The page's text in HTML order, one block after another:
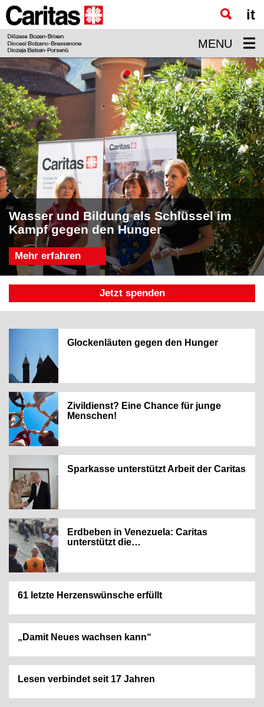
Zum
Hauptinhalt
springen
it
MENU
Wasser und Bildung als Schlüssel im
Kampf gegen den Hunger
Mehr erfahren
Freiwilliger Sozialdienst
Mehr erfahren
Jetzt spenden
Glockenläuten gegen den Hunger
Zivildienst? Eine Chance für junge
Menschen!
Sparkasse unterstützt Arbeit der Caritas
Erdbeben in Venezuela: Caritas
unterstützt die…
61 letzte Herzenswünsche erfüllt
„Damit Neues wachsen kann“
Lesen verbindet seit 17 Jahren